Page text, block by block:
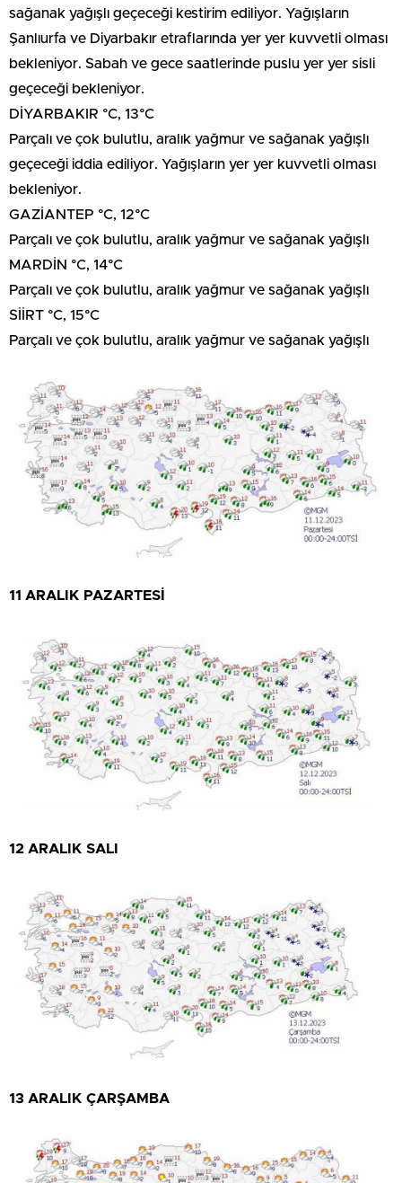
sağanak yağışlı geçeceği kestirim ediliyor. Yağışların
Şanlıurfa ve Diyarbakır etraflarında yer yer kuvvetli olması
bekleniyor. Sabah ve gece saatlerinde puslu yer yer sisli
geçeceği bekleniyor.
DİYARBAKIR °C, 13°C
Parçalı ve çok bulutlu, aralık yağmur ve sağanak yağışlı
geçeceği iddia ediliyor. Yağışların yer yer kuvvetli olması
bekleniyor.
GAZİANTEP °C, 12°C
Parçalı ve çok bulutlu, aralık yağmur ve sağanak yağışlı
MARDİN °C, 14°C
Parçalı ve çok bulutlu, aralık yağmur ve sağanak yağışlı
SİİRT °C, 15°C
Parçalı ve çok bulutlu, aralık yağmur ve sağanak yağışlı
11 ARALIK PAZARTESİ
12 ARALIK SALI
13 ARALIK ÇARŞAMBA